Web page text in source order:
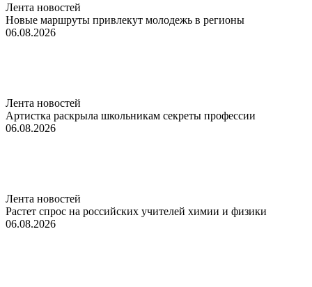
Лента новостей
Новые маршруты привлекут молодежь в регионы
06.08.2026
Лента новостей
Артистка раскрыла школьникам секреты профессии
06.08.2026
Лента новостей
Растет спрос на российских учителей химии и физики
06.08.2026